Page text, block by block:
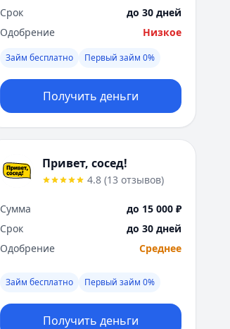
Срок
до 30 дней
Одобрение
Низкое
Займ бесплатно Первый займ 0%
Получить деньги
Привет, сосед!
4.8 (13 отзывов)
Сумма
до 15 000 ₽
Срок
до 30 дней
Одобрение
Среднее
Займ бесплатно Первый займ 0%
Получить деньги